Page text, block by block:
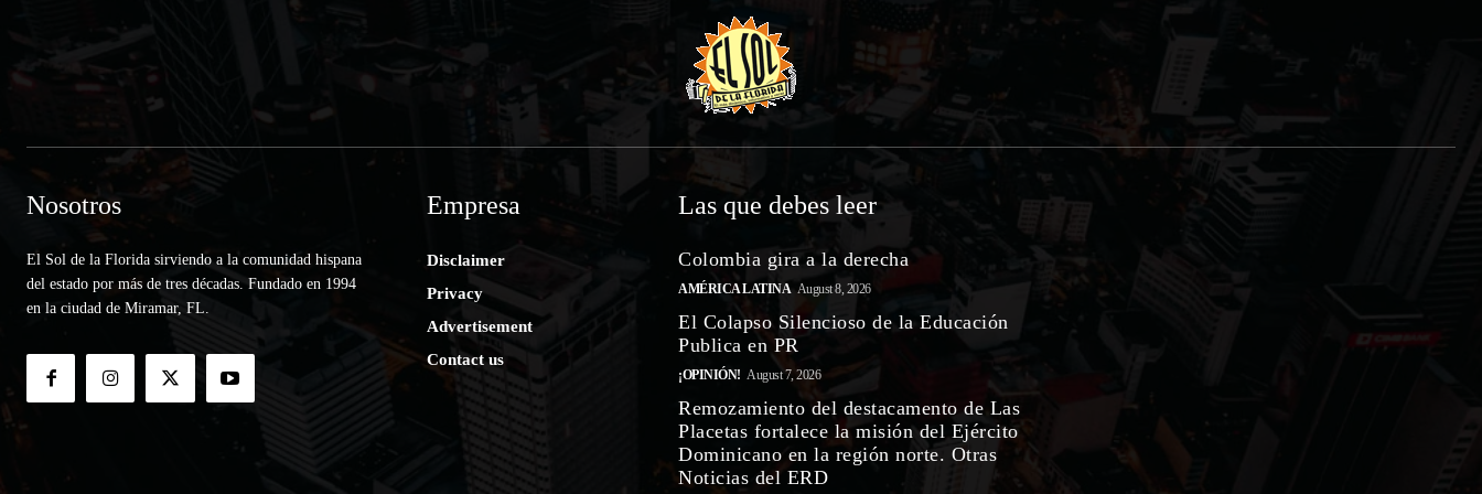
Nosotros
El Sol de la Florida sirviendo a la comunidad hispana
del estado por más de tres décadas. Fundado en 1994
en la ciudad de Miramar, FL.
Empresa
Disclaimer
Privacy
Advertisement
Contact us
Las que debes leer
Colombia gira a la derecha
AMÉRICA LATINA August 8, 2026
El Colapso Silencioso de la Educación
Publica en PR
¡OPINIÓN! August 7, 2026
Remozamiento del destacamento de Las
Placetas fortalece la misión del Ejército
Dominicano en la región norte. Otras
Noticias del ERD